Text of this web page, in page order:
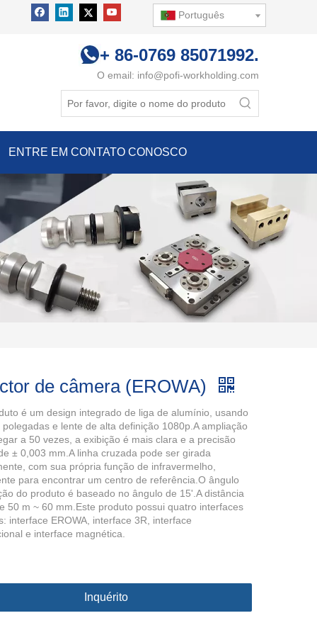
Português
+ 86-0769 85071992.
O email: info@pofi-workholding.com
ENTRE EM CONTATO CONOSCO
de câmera (EROWA)
é um design integrado de liga de alumínio, usando
e lente de alta definição 1080p.A ampliação
a 50 vezes, a exibição é mais clara e a precisão
± 0,003 mm.A linha cruzada pode ser girada
com sua própria função de infravermelho,
para encontrar um centro de referência.O ângulo
do produto é baseado no ângulo de 15'.A distância
50 m ~ 60 mm.Este produto possui quatro interfaces
interface EROWA, interface 3R, interface
e interface magnética.
Inquérito